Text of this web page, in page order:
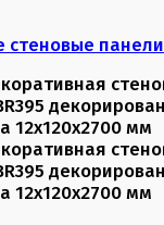
стеновые панели